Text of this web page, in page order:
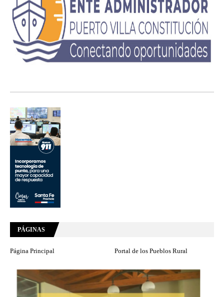
PÁGINAS
Página Principal Portal de los Pueblos Rural